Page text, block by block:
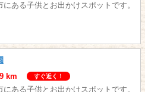
にある子供とお出かけスポットです。
km
すぐ近く！
にある子供とお出かけスポットです。